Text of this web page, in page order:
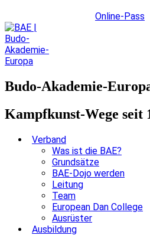
Online-Pass
Budo-Akademie-
Kampfkunst-Wege seit
Verband
Was ist die BAE?
Grundsätze
BAE-Dojo werden
Leitung
Team
European Dan College
Ausrüster
Ausbildung